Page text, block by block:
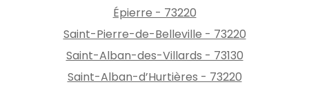
Épierre - 73220
Saint-Pierre-de-Belleville - 73220
Saint-Alban-des-Villards - 73130
Saint-Alban-d’Hurtières - 73220